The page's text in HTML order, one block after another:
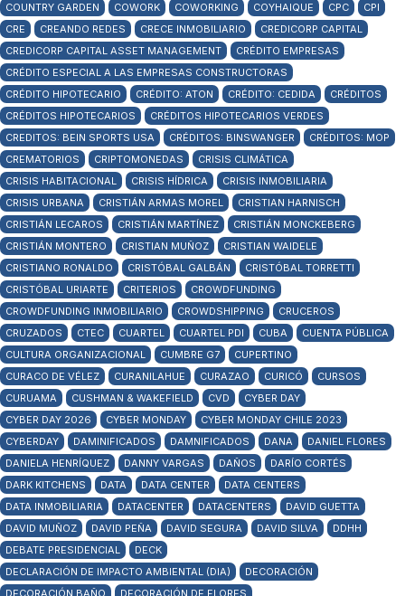
COUNTRY GARDEN
COWORK COWORKING COYHAIQUE CPC
CPI
CRE
CREANDO REDES CRECE INMOBILIARIO
CREDICORP CAPITAL
CREDICORP CAPITAL ASSET MANAGEMENT
CRÉDITO EMPRESAS
CRÉDITO ESPECIAL A LAS EMPRESAS CONSTRUCTORAS
CRÉDITO HIPOTECARIO
CRÉDITO: ATON CRÉDITO: CEDIDA
CRÉDITOS
CRÉDITOS HIPOTECARIOS
CRÉDITOS HIPOTECARIOS VERDES
CREDITOS: BEIN SPORTS USA
CRÉDITOS: BINSWANGER
CRÉDITOS: MOP
CREMATORIOS
CRIPTOMONEDAS
CRISIS CLIMÁTICA
CRISIS HABITACIONAL
CRISIS HÍDRICA
CRISIS INMOBILIARIA
CRISIS URBANA
CRISTIÁN ARMAS MOREL
CRISTIAN HARNISCH
CRISTIÁN LECAROS
CRISTIÁN MARTÍNEZ
CRISTIÁN MONCKEBERG
CRISTIÁN MONTERO
CRISTIAN MUÑOZ
CRISTIAN WAIDELE
CRISTIANO RONALDO
CRISTÓBAL GALBÁN
CRISTÓBAL TORRETTI
CRISTÓBAL URIARTE
CRITERIOS
CROWDFUNDING
CROWDFUNDING INMOBILIARIO
CROWDSHIPPING
CRUCEROS
CRUZADOS
CTEC CUARTEL CUARTEL PDI CUBA
CUENTA PÚBLICA
CULTURA ORGANIZACIONAL
CUMBRE G7
CUPERTINO
CURACO DE VÉLEZ
CURANILAHUE CURAZAO CURICÓ
CURSOS
CURUAMA
CUSHMAN & WAKEFIELD CVD
CYBER DAY
CYBER DAY 2026
CYBER MONDAY
CYBER MONDAY CHILE 2023
CYBERDAY
DAMINIFICADOS DAMNIFICADOS DANA
DANIEL FLORES
DANIELA HENRÍQUEZ
DANNY VARGAS DAÑOS
DARÍO CORTÉS
DARK KITCHENS
DATA DATA CENTER
DATA CENTERS
DATA INMOBILIARIA
DATACENTER DATACENTERS
DAVID GUETTA
DAVID MUÑOZ
DAVID PEÑA DAVID SEGURA DAVID SILVA
DDHH
DEBATE PRESIDENCIAL
DECK
DECLARACIÓN DE IMPACTO AMBIENTAL (DIA)
DECORACIÓN